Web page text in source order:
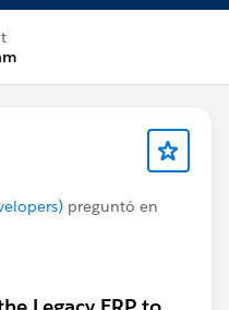
preguntó en